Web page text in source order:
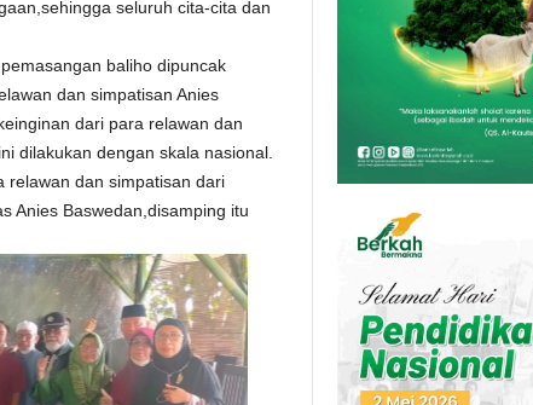
seluruh cita-cita dan
baliho dipuncak
dan simpatisan Anies
dari para relawan dan
dilakukan dengan skala nasional.
relawan dan simpatisan dari
Anies Baswedan,disamping itu